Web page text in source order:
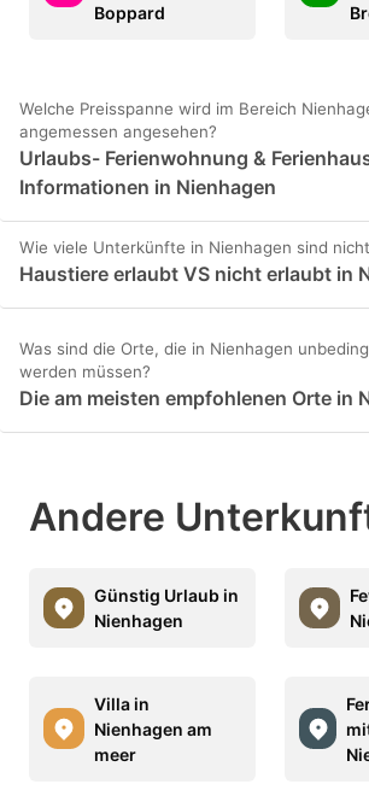
Boppard
Welche Preisspanne wird im Bereich
angemessen angesehen?
Urlaubs- Ferienwohnung &
Informationen in Nienhagen
Wie viele Unterkünfte in Nienhagen sind
Haustiere erlaubt VS nicht erlaubt in
Was sind die Orte, die in Nienhagen
werden müssen?
Die am meisten empfohlenen Orte in
Andere
Günstig Urlaub in
Nienhagen
Villa in
Nienhagen am
meer